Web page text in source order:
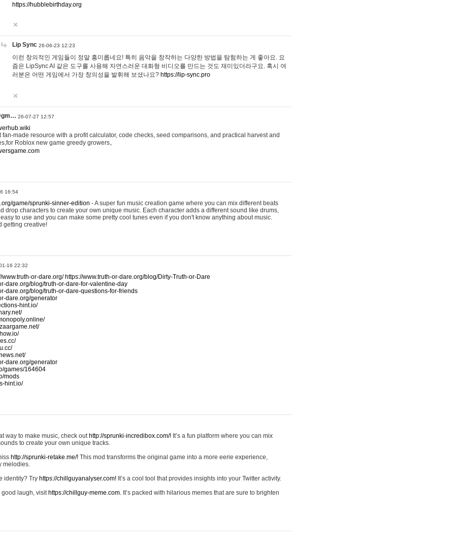
https://hubblebirthday.org
Lip Sync 26-06-23 12:23
이런 창의적인 게임들이 정말 흥미롭네요! 특히 음악을 창작하는 다양한 방법을 탐험하는 게 좋아요. 요
즘은 LipSync AI 같은 도구를 사용해 자연스러운 대화형 비디오를 만드는 것도 재미있더라구요. 혹시 여
러분은 어떤 게임에서 가장 창의성을 발휘해 보셨나요? https://lip-sync.pro
26-07-27 12:57
made resource with a profit calculator, code checks, seed comparisons, and practical harvest and
Roblox new game greedy growers。
16:54
game/sprunki-sinner-edition - A super fun music creation game where you can mix different beats
drop characters to create your own unique music. Each character adds a different sound like drums,
to use and you can make some pretty cool tunes even if you don't know anything about music.
getting creative!
16 22:32
www.truth-or-dare.org/ https://www.truth-or-dare.org/blog/Dirty-Truth-or-Dare
dare.org/blog/truth-or-dare-for-valentine-day
dare.org/blog/truth-or-dare-questions-for-friends
dare.org/generator
hint.io/
dare.org/generator
games/164604
mods
hint.io/
way to make music, check out http://sprunki-incredibox.com/! It’s a fun platform where you can mix
to create your own unique tracks.
http://sprunki-retake.me/! This mod transforms the original game into a more eerie experience,
melodies.
identity? Try https://chillguyanalyser.com! It’s a cool tool that provides insights into your Twitter activity.
good laugh, visit https://chillguy-meme.com. It’s packed with hilarious memes that are sure to brighten